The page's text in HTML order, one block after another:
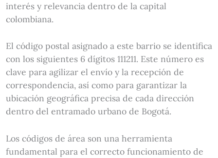
interés y relevancia dentro de la capital
colombiana.
El código postal asignado a este barrio se identifica
con los siguientes 6 dígitos 111211. Este número es
clave para agilizar el envío y la recepción de
correspondencia, así como para garantizar la
ubicación geográfica precisa de cada dirección
dentro del entramado urbano de Bogotá.
Los códigos de área son una herramienta
fundamental para el correcto funcionamiento de